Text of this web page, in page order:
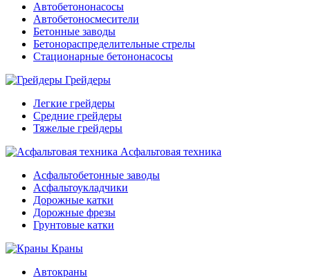
Автобетононасосы
Автобетоносмесители
Бетонные заводы
Бетонораспределительные стрелы
Стационарные бетононасосы
Грейдеры
Легкие грейдеры
Средние грейдеры
Тяжелые грейдеры
Асфальтовая техника
Асфальтобетонные заводы
Асфальтоукладчики
Дорожные катки
Дорожные фрезы
Грунтовые катки
Краны
Автокраны